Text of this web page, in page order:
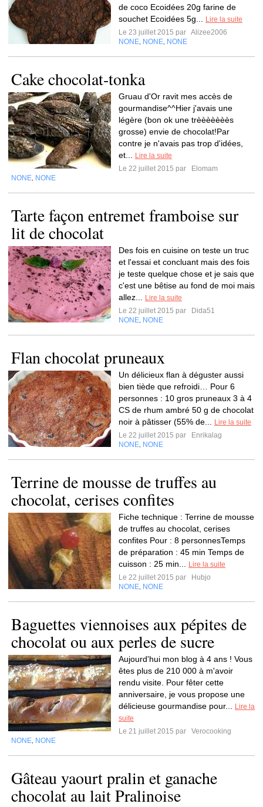
de coco Ecoidées 20g farine de
souchet Ecoidées 5g...
Lire la suite
Le 23 juillet 2015 par Alizee2006
NONE NONE NONE
Cake chocolat-tonka
Gruau d'Or ravit mes accès de
gourmandise^^Hier j'avais une
légère (bon ok une trèèèèèèès
grosse) envie de chocolat!Par
contre je n'avais pas trop d'idées,
et...
Lire la suite
Le 22 juillet 2015 par
Elomam
NONE NONE
Tarte façon entremet framboise sur
lit de chocolat
Des fois en cuisine on teste un truc
et l'essai et concluant mais des fois
je teste quelque chose et je sais que
c'est une bêtise au fond de moi mais
allez...
Lire la suite
Le 22 juillet 2015 par
Dida51
NONE NONE
Flan chocolat pruneaux
Un délicieux flan à déguster aussi
bien tiède que refroidi… Pour 6
personnes : 10 gros pruneaux 3 à 4
CS de rhum ambré 50 g de chocolat
noir à pâtisser (55% de...
Lire la suite
Le 22 juillet 2015 par
Enrikalag
NONE NONE
Terrine de mousse de truffes au
chocolat, cerises confites
Fiche technique : Terrine de mousse
de truffes au chocolat, cerises
confites Pour : 8 personnesTemps
de préparation : 45 min Temps de
cuisson : 25 min...
Lire la suite
Le 22 juillet 2015 par
Hubjo
NONE NONE
Baguettes viennoises aux pépites de
chocolat ou aux perles de sucre
Aujourd'hui mon blog à 4 ans ! Vous
êtes plus de 210 000 à m'avoir
rendu visite. Pour fêter cette
anniversaire, je vous propose une
délicieuse gourmandise pour...
Lire la
suite
Le 21 juillet 2015 par
Verocooking
NONE NONE
Gâteau yaourt pralin et ganache
chocolat au lait Pralinoise